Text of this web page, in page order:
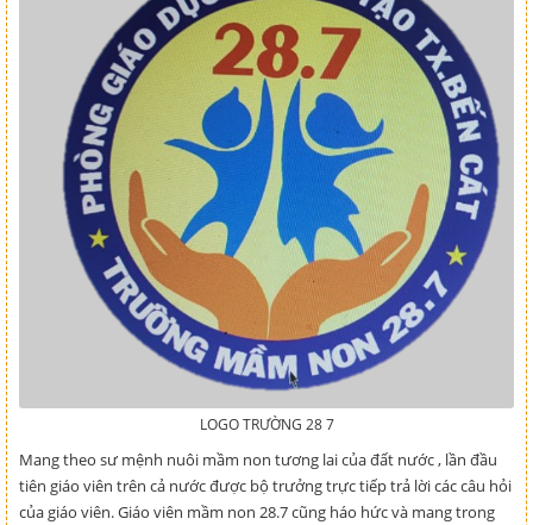
LOGO TRƯỜNG 28 7
Mang theo sư mệnh nuôi mầm non tương lai của đất nước , lần đầu
tiên giáo viên trên cả nước được bộ trưởng trực tiếp trả lời các câu hỏi
của giáo viên. Giáo viên mầm non 28.7 cũng háo hức và mang trong